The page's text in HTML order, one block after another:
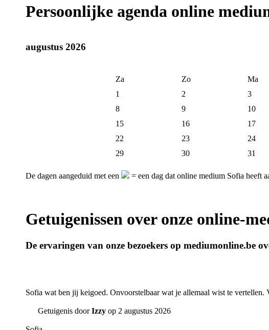
Persoonlijke agenda online
augustus 2026
Za Zo Ma
1
2 3
8
9 10
15
16 17
22
23 24
29
30 31
De dagen aangeduid met een = een dag dat online medium Sofia heeft
Getuigenissen over onze online-
De ervaringen van onze bezoekers op mediumonline.be
Sofia wat ben jij keigoed. Onvoorstelbaar wat je allemaal wist te
Getuigenis doorIzzy op 2 augustus 2026